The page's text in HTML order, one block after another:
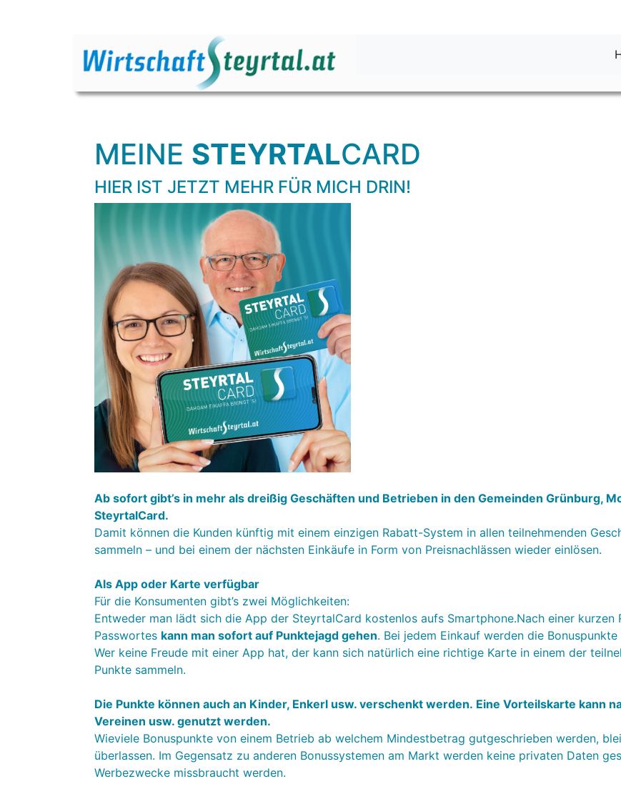
MEINE STEYRTALCARD
HIER IST JETZT MEHR FÜR MICH DRIN!
Ab sofort gibt’s in mehr als dreißig Geschäften und Betrieben in den Gemeinden Grünburg,
SteyrtalCard.
Damit können die Kunden künftig mit einem einzigen Rabatt-System in allen teilnehmenden
sammeln – und bei einem der nächsten Einkäufe in Form von Preisnachlässen wieder einlösen.
Als App oder Karte verfügbar
Für die Konsumenten gibt’s zwei Möglichkeiten:
Entweder man lädt sich die App der SteyrtalCard kostenlos aufs Smartphone.Nach einer kurzen
Passwortes kann man sofort auf Punktejagd gehen. Bei jedem Einkauf werden die
Wer keine Freude mit einer App hat, der kann sich natürlich eine richtige Karte in einem der
Punkte sammeln.
Die Punkte können auch an Kinder, Enkerl usw. verschenkt werden. Eine Vorteilskarte kann
Vereinen usw. genutzt werden.
Wieviele Bonuspunkte von einem Betrieb ab welchem Mindestbetrag gutgeschrieben werden,
überlassen. Im Gegensatz zu anderen Bonussystemen am Markt werden keine privaten Daten
Werbezwecke missbraucht werden.